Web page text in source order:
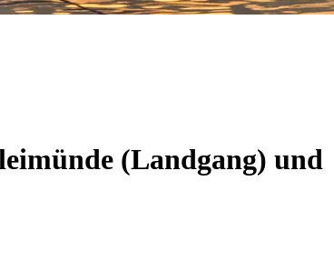
(Landgang) und